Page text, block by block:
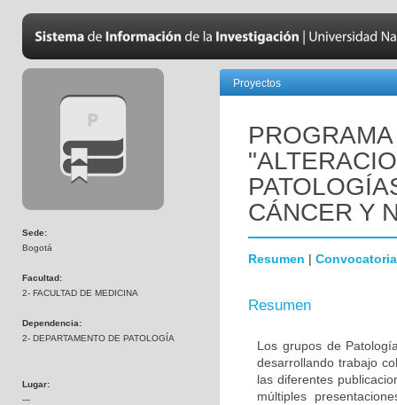
Sede:
Bogotá
Facultad:
2- FACULTAD DE MEDICINA
Dependencia:
2- DEPARTAMENTO DE PATOLOGÍA
Lugar:
---
Proyectos
CÁNCER Y
Resumen | Convocatoria
Resumen
Los grupos de
desarrollando trabajo
las diferentes
múltiples